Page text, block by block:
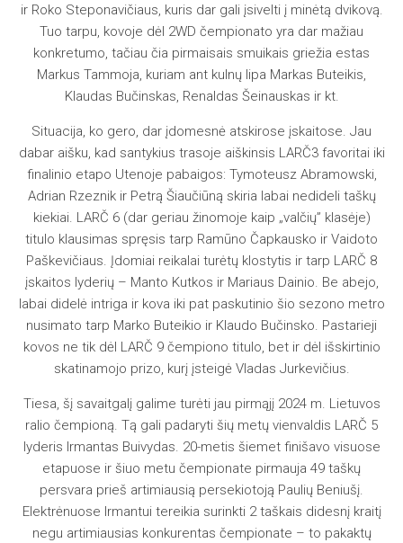
ir Roko Steponavičiaus, kuris dar gali įsivelti į minėtą dvikovą.
Tuo tarpu, kovoje dėl 2WD čempionato yra dar mažiau
konkretumo, tačiau čia pirmaisais smuikais griežia estas
Markus Tammoja, kuriam ant kulnų lipa Markas Buteikis,
Klaudas Bučinskas, Renaldas Šeinauskas ir kt.
Situacija, ko gero, dar įdomesnė atskirose įskaitose. Jau
dabar aišku, kad santykius trasoje aiškinsis LARČ3 favoritai iki
finalinio etapo Utenoje pabaigos: Tymoteusz Abramowski,
Adrian Rzeznik ir Petrą Šiaučiūną skiria labai nedideli taškų
kiekiai. LARČ 6 (dar geriau žinomoje kaip „valčių” klasėje)
titulo klausimas spręsis tarp Ramūno Čapkausko ir Vaidoto
Paškevičiaus. Įdomiai reikalai turėtų klostytis ir tarp LARČ 8
įskaitos lyderių – Manto Kutkos ir Mariaus Dainio. Be abejo,
labai didelė intriga ir kova iki pat paskutinio šio sezono metro
nusimato tarp Marko Buteikio ir Klaudo Bučinsko. Pastarieji
kovos ne tik dėl LARČ 9 čempiono titulo, bet ir dėl išskirtinio
skatinamojo prizo, kurį įsteigė Vladas Jurkevičius.
Tiesa, šį savaitgalį galime turėti jau pirmąjį 2024 m. Lietuvos
ralio čempioną. Tą gali padaryti šių metų vienvaldis LARČ 5
lyderis Irmantas Buivydas. 20-metis šiemet finišavo visuose
etapuose ir šiuo metu čempionate pirmauja 49 taškų
persvara prieš artimiausią persekiotoją Paulių Beniušį.
Elektrėnuose Irmantui tereikia surinkti 2 taškais didesnį kraitį
negu artimiausias konkurentas čempionate – to pakaktų